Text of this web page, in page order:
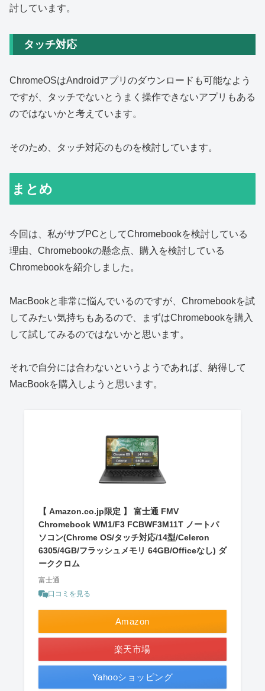
討しています。
タッチ対応
ChromeOSはAndroidアプリのダウンロードも可能なよう
ですが、タッチでないとうまく操作できないアプリもある
のではないかと考えています。
そのため、タッチ対応のものを検討しています。
まとめ
今回は、私がサブPCとしてChromebookを検討している
理由、Chromebookの懸念点、購入を検討している
Chromebookを紹介しました。
MacBookと非常に悩んでいるのですが、Chromebookを試
してみたい気持ちもあるので、まずはChromebookを購入
して試してみるのではないかと思います。
それで自分には合わないというようであれば、納得して
MacBookを購入しようと思います。
【 Amazon.co.jp限定 】 富士通 FMV
Chromebook WM1/F3 FCBWF3M11T ノートパ
ソコン(Chrome OS/タッチ対応/14型/Celeron
6305/4GB/フラッシュメモリ 64GB/Officeなし) ダ
ーククロム
富士通
口コミを見る
Amazon
楽天市場
Yahooショッピング